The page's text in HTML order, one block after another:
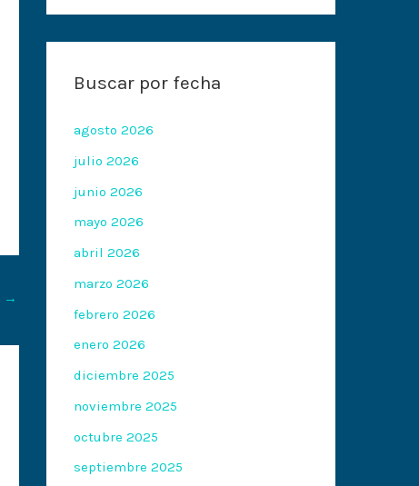
→
Buscar por fecha
agosto 2026
julio 2026
junio 2026
mayo 2026
abril 2026
marzo 2026
febrero 2026
enero 2026
diciembre 2025
noviembre 2025
octubre 2025
septiembre 2025